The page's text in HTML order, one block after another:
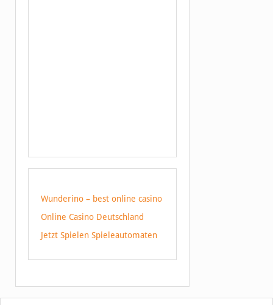
Wunderino – best online casino
Online Casino Deutschland
Jetzt Spielen Spieleautomaten